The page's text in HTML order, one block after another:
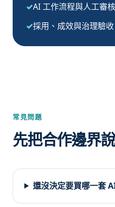
AI 工作流程與人工審核
採用、成效與治理驗收
常見問題
先把合作邊界
還沒決定要買哪一套